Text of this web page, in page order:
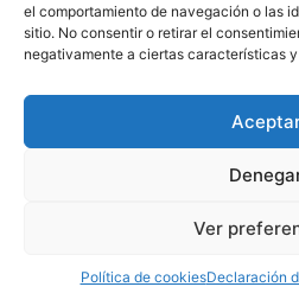
el comportamiento de navegación o las
sitio. No consentir o retirar el
negativamente a ciertas características
Ver
Política de cookiesDeclaración
910 607
derechos